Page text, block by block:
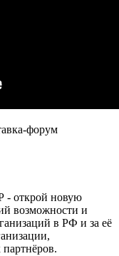
форум
открой новую
возможности и
в РФ и за её